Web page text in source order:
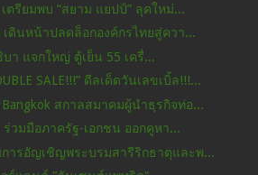
ตรียมพบ “สยาม แยปป์” ลุคใหม่...
เดินหน้าปลดล็อกองค์กรไทยสู่ควา...
า แจกใหญ่ ตู้เย็น 55 เครื่...
SALE!!!” ดีลเด็ดวันเลขเบิ้ล!!!...
Bangkok สกาลสมาคมผู้นำธุรกิจท่อ...
ร่วมมือภาครัฐ-เอกชน ออกคูหา...
ารอัญเชิญพระบรมสารีริกธาตุและพ...